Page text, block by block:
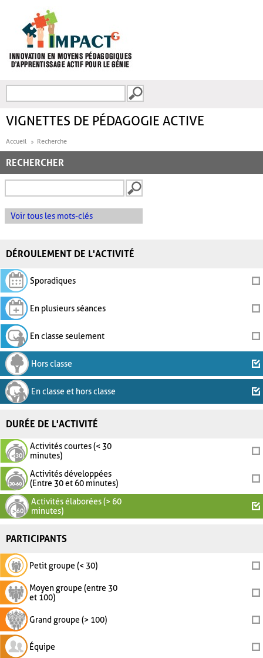
FORMULAIRE DE
VIGNETTES DE PÉDAGOGIE ACTIVE
Accueil Recherche
RECHERCHER
Voir tous les mots-clés
DÉROULEMENT DE L'ACTIVITÉ
Sporadiques
En plusieurs séances
En classe seulement
Hors classe
En classe et hors classe
DURÉE DE L'ACTIVITÉ
Activités courtes (< 30
minutes)
Activités développées
(Entre 30 et 60 minutes)
Activités élaborées (> 60
minutes)
PARTICIPANTS
Petit groupe (< 30)
Moyen groupe (entre 30
et 100)
Grand groupe (> 100)
Équipe